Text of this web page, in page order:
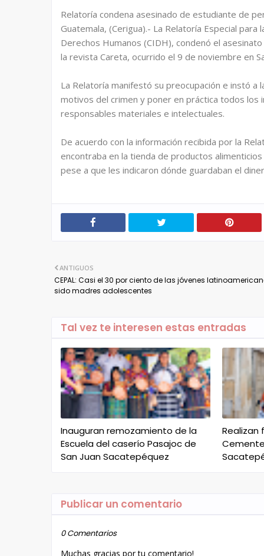
Relatoría condena asesinado de estudiante de
Guatemala, (Cerigua).- La Relatoría Especial
Derechos Humanos (CIDH), condenó el
la revista Careta, ocurrido el 9 de noviembre en
La Relatoría manifestó su preocupación e instó
motivos del crimen y poner en práctica todos los
responsables materiales e intelectuales.
De acuerdo con la información recibida por la
encontraba en la tienda de productos
pese a que les indicaron dónde guardaban el
ANTIGUOS
CEPAL: Casi el 30 por ciento de las jóvenes
sido madres adolescentes
Tal vez te interesen estas entradas
Inauguran remozamiento de la
Escuela del caserío Pasajoc de
San Juan Sacatepéquez
Realizan
Publicar un comentario
0 Comentarios
Muchas gracias por tu comentario!